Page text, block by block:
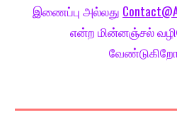
இணைப்பு அல்லது
என்ற மின்னஞ்சல்